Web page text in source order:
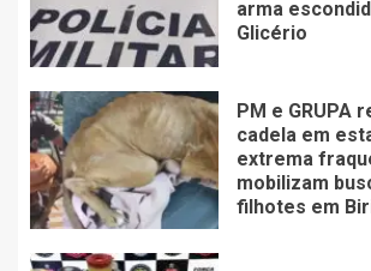
arma
Glicério
PM e GRUPA
cadela em
extrema
mobilizam
filhotes em